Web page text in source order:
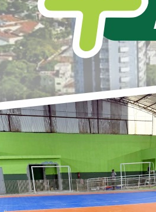
RURAIS
EM